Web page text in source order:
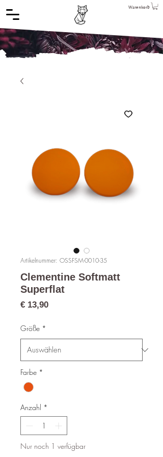
Warenkorb
Artikelnummer: OSSFSM-0010-35
Clementine Softmatt
Superflat
€ 13,90Preis
Größe *
Farbe *
Anzahl *
Nur noch 1 verfügbar